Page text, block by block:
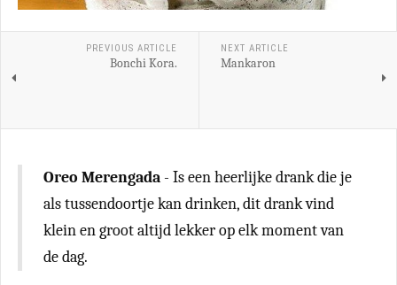
PREVIOUS ARTICLE
Bonchi Kora.
NEXT ARTICLE
Mankaron
Oreo Merengada - Is een heerlijke drank die je
als tussendoortje kan drinken, dit drank vind
klein en groot altijd lekker op elk moment van
de dag.